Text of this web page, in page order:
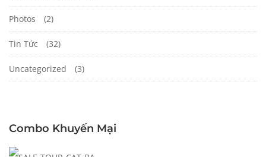
Photos (2)
Tin Tức (32)
Uncategorized (3)
Combo Khuyến Mại